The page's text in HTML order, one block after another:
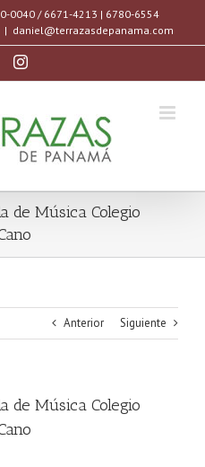
0040 / 6671-4213 | 6780-6554
| daniel@terrazasdepanama.com
instagram
de Música Colegio
Anterior Siguiente
de Música Colegio